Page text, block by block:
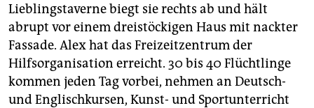
Lieblingstaverne biegt sie rechts ab und hält
abrupt vor einem dreistöckigen Haus mit nackter
Fassade. Alex hat das Freizeitzentrum der
Hilfsorganisation erreicht. 30 bis 40 Flüchtlinge
kommen jeden Tag vorbei, nehmen an Deutsch-
und Englischkursen, Kunst- und Sportunterricht